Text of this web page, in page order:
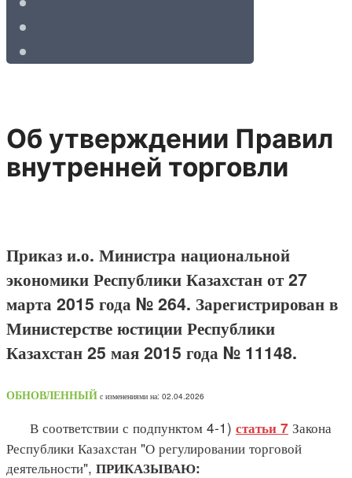
Об утверждении Правил
внутренней торговли
Приказ и.о. Министра национальной
экономики Республики Казахстан от 27
марта 2015 года № 264. Зарегистрирован в
Министерстве юстиции Республики
Казахстан 25 мая 2015 года № 11148.
ОБНОВЛЕННЫЙ с изменениями на: 02.04.2026
В соответствии с подпунктом 4-1) статьи 7 Закона
Республики Казахстан "О регулировании торговой
деятельности", ПРИКАЗЫВАЮ: